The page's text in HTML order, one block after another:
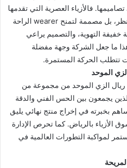
فالأزياء العصرية التي تقدمها
الشركة ليست فقط ملفتة للنظر، بل مصممة لتمنح wearer الراحة
خفيفة التهوية، والتصميم يراعي
ما جعل الشركة وجهة مفضلة
تتطلب الحركة المستمرة.
الموحد
الزي الموحد من مجموعة من
يجمعون بين الحس الفني والدقة
بخبرته في إخراج منتج نهائي يليق
بالرياض. كما تحرص الإدارة
لمواكبة التطورات العالمية في